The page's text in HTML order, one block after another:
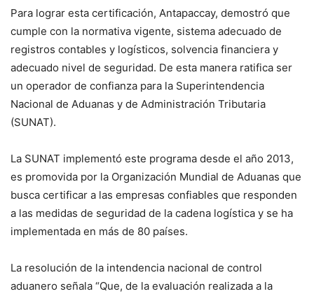
Para lograr esta certificación, Antapaccay, demostró que
cumple con la normativa vigente, sistema adecuado de
registros contables y logísticos, solvencia financiera y
adecuado nivel de seguridad. De esta manera ratifica ser
un operador de confianza para la Superintendencia
Nacional de Aduanas y de Administración Tributaria
(SUNAT).
La SUNAT implementó este programa desde el año 2013,
es promovida por la Organización Mundial de Aduanas que
busca certificar a las empresas confiables que responden
a las medidas de seguridad de la cadena logística y se ha
implementada en más de 80 países.
La resolución de la intendencia nacional de control
aduanero señala “Que, de la evaluación realizada a la